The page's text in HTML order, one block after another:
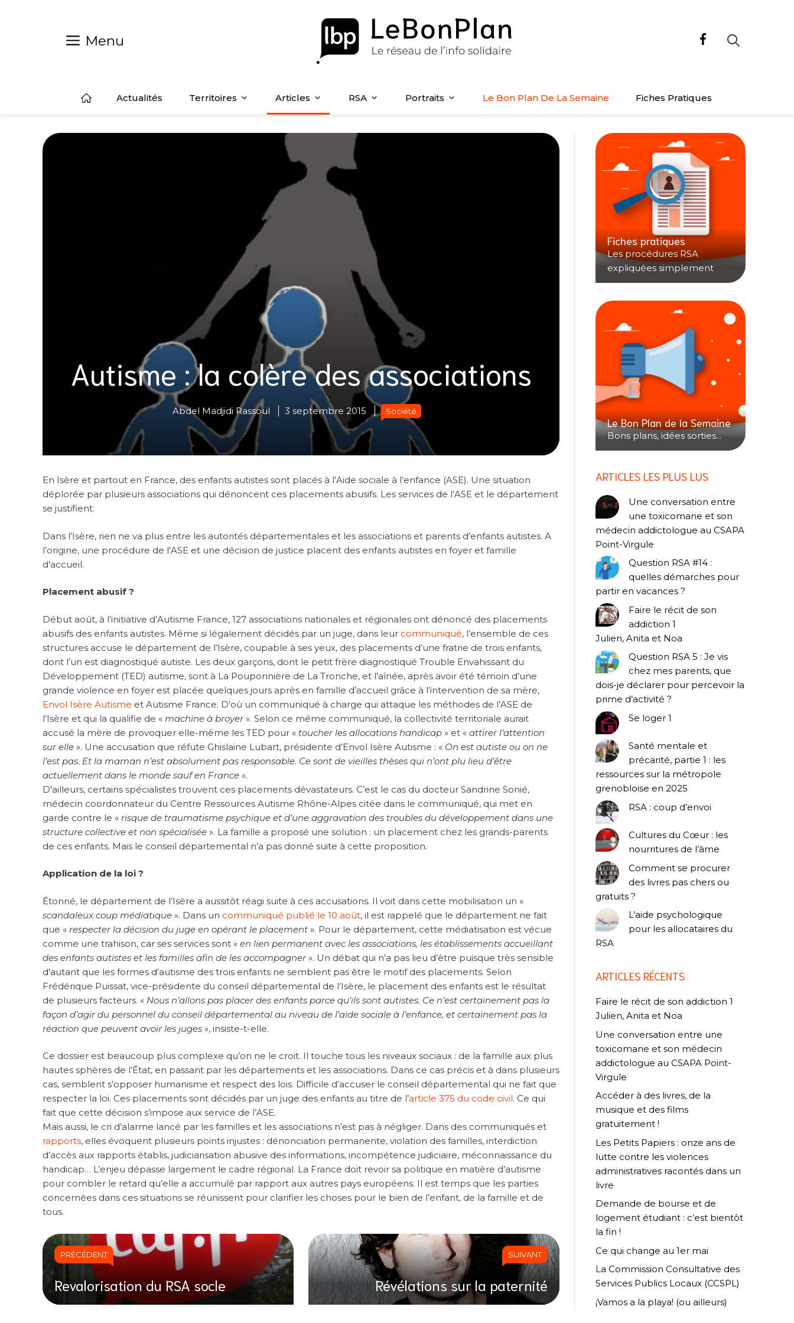
Menu
Actualités Territoires Articles RSA Portraits Le Bon Plan De La Semaine Fiches Pratiques
Autisme : la colère des associations
Abdel Madjidi Rassoul 3 septembre 2015 Société
En Isère et partout en France, des enfants autistes sont placés à l’Aide sociale à l’enfance (ASE). Une situation
déplorée par plusieurs associations qui dénoncent ces placements abusifs. Les services de l’ASE et le département
se justifient.
Dans l’Isère, rien ne va plus entre les autorités départementales et les associations et parents d’enfants autistes. A
l’origine, une procédure de l’ASE et une décision de justice placent des enfants autistes en foyer et famille
d’accueil.
Placement abusif ?
Début août, à l’initiative d’Autisme France, 127 associations nationales et régionales ont dénoncé des placements
abusifs des enfants autistes. Même si légalement décidés par un juge, dans leur communiqué, l’ensemble de ces
structures accuse le département de l’Isère, coupable à ses yeux, des placements d’une fratrie de trois enfants,
dont l’un est diagnostiqué autiste. Les deux garçons, dont le petit frère diagnostiqué Trouble Envahissant du
Développement (TED) autisme, sont à La Pouponnière de La Tronche, et l’aînée, après avoir été témoin d’une
grande violence en foyer est placée quelques jours après en famille d’accueil grâce à l’intervention de sa mère,
Envol Isère Autisme et Autisme France. D’où un communiqué à charge qui attaque les méthodes de l’ASE de
l’Isère et qui la qualifie de « machine à broyer». Selon ce même communiqué, la collectivité territoriale aurait
accusé la mère de provoquer elle-même les TED pour « toucher les allocations handicap » et « attirer l’attention
sur elle ». Une accusation que réfute Ghislaine Lubart, présidente d’Envol Isère Autisme : « On est autiste ou on ne
l’est pas. Et la maman n’est absolument pas responsable. Ce sont de vieilles thèses qui n’ont plu lieu d’être
actuellement dans le monde sauf en France ».
D’ailleurs, certains spécialistes trouvent ces placements dévastateurs. C’est le cas du docteur Sandrine Sonié,
médecin coordonnateur du Centre Ressources Autisme Rhône-Alpes citée dans le communiqué, qui met en
garde contre le « risque de traumatisme psychique et d’une aggravation des troubles du développement dans une
structure collective et non spécialisée ». La famille a proposé une solution : un placement chez les grands-parents
de ces enfants. Mais le conseil départemental n’a pas donné suite à cette proposition.
Application de la loi ?
Étonné, le département de l’Isère a aussitôt réagi suite à ces accusations. Il voit dans cette mobilisation un «
scandaleux coup médiatique ». Dans un communiqué publié le 10 août, il est rappelé que le département ne fait
que « respecter la décision du juge en opérant le placement ». Pour le département, cette médiatisation est vécue
comme une trahison, car ses services sont « en lien permanent avec les associations, les établissements accueillant
des enfants autistes et les familles afin de les accompagner». Un débat qui n’a pas lieu d’être puisque très sensible
d’autant que les formes d’autisme des trois enfants ne semblent pas être le motif des placements. Selon
Frédérique Puissat, vice-présidente du conseil départemental de l’Isère, le placement des enfants est le résultat
de plusieurs facteurs. « Nous n’allons pas placer des enfants parce qu’ils sont autistes. Ce n’est certainement pas la
façon d’agir du personnel du conseil départemental au niveau de l’aide sociale à l’enfance, et certainement pas la
réaction que peuvent avoir les juges », insiste-t-elle.
Ce dossier est beaucoup plus complexe qu’on ne le croit. Il touche tous les niveaux sociaux : de la famille aux plus
hautes sphères de l’État, en passant par les départements et les associations. Dans ce cas précis et à dans plusieurs
cas, semblent s’opposer humanisme et respect des lois. Difficile d’accuser le conseil départemental qui ne fait que
respecter la loi. Ces placements sont décidés par un juge des enfants au titre de l’article 375 du code civil. Ce qui
fait que cette décision s’impose aux service de l’ASE.
Mais aussi, le cri d’alarme lancé par les familles et les associations n’est pas à négliger. Dans des communiqués et
rapports, elles évoquent plusieurs points injustes : dénonciation permanente, violation des familles, interdiction
d’accès aux rapports établis, judiciarisation abusive des informations, incompétence judiciaire, méconnaissance du
handicap… L’enjeu dépasse largement le cadre régional. La France doit revoir sa politique en matière d’autisme
pour combler le retard qu’elle a accumulé par rapport aux autres pays européens. Il est temps que les parties
concernées dans ces situations se réunissent pour clarifier les choses pour le bien de l’enfant, de la famille et de
tous.
PRÉCÉDENT
Revalorisation du RSA socle
SUIVANT
Révélations sur la paternité
Fiches pratiques
Les procédures RSA
expliquées simplement
Le Bon Plan de la Semaine
Bons plans, idées sorties...
ARTICLES LES PLUS LUS
Une conversation entre
une toxicomane et son
médecin addictologue au CSAPA
Point-Virgule
Question RSA #14 :
quelles démarches pour
partir en vacances ?
Faire le récit de son
addiction 1
Julien, Anita et Noa
Question RSA 5 : Je vis
chez mes parents, que
dois-je déclarer pour percevoir la
prime d’activité ?
Se loger 1
Santé mentale et
précarité, partie 1 : les
ressources sur la métropole
grenobloise en 2025
RSA : coup d’envoi
Cultures du Cœur : les
nourritures de l’âme
Comment se procurer
des livres pas chers ou
gratuits ?
L’aide psychologique
pour les allocataires du
RSA
ARTICLES RÉCENTS
Faire le récit de son addiction 1
Julien, Anita et Noa
Une conversation entre une
toxicomane et son médecin
addictologue au CSAPA Point-
Virgule
Accéder à des livres, de la
musique et des films
gratuitement !
Les Petits Papiers : onze ans de
lutte contre les violences
administratives racontés dans un
livre
Demande de bourse et de
logement étudiant : c’est bientôt
la fin !
Ce qui change au 1er mai
La Commission Consultative des
Services Publics Locaux (CCSPL)
¡Vamos a la playa! (ou ailleurs)